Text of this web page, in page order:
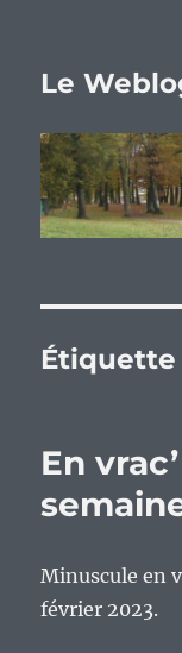
Le
Étiquette
En
Minuscule en
février 2023.